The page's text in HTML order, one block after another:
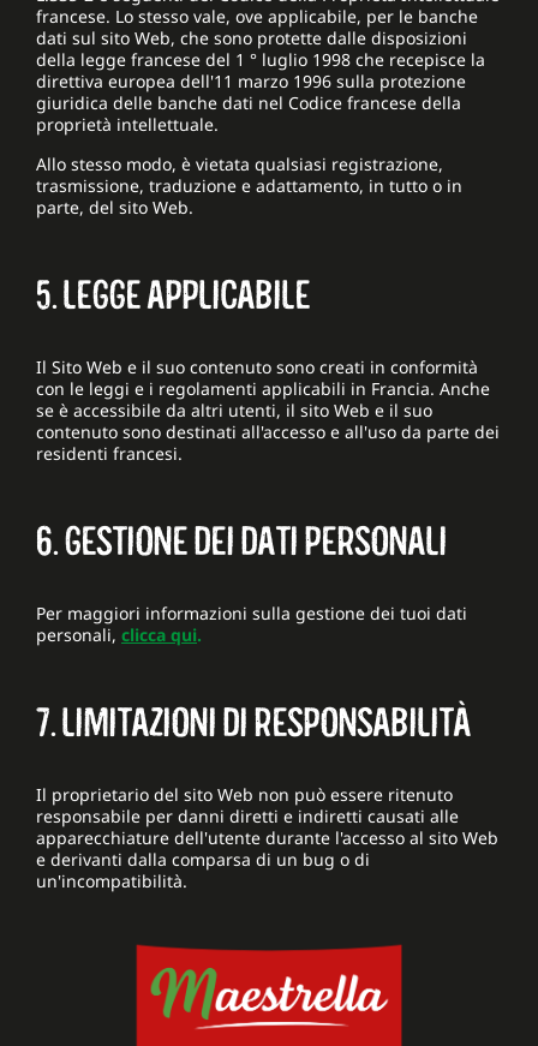
francese. Lo stesso vale, ove applicabile, per le banche
dati sul sito Web, che sono protette dalle disposizioni
della legge francese del 1 ° luglio 1998 che recepisce la
direttiva europea dell'11 marzo 1996 sulla protezione
giuridica delle banche dati nel Codice francese della
proprietà intellettuale.
Allo stesso modo, è vietata qualsiasi registrazione,
trasmissione, traduzione e adattamento, in tutto o in
parte, del sito Web.
5. LEGGE APPLICABILE
Il Sito Web e il suo contenuto sono creati in conformità
con le leggi e i regolamenti applicabili in Francia. Anche
se è accessibile da altri utenti, il sito Web e il suo
contenuto sono destinati all'accesso e all'uso da parte dei
residenti francesi.
6. GESTIONE DEI DATI PERSONALI
Per maggiori informazioni sulla gestione dei tuoi dati
personali, clicca qui.
7. LIMITAZIONI DI RESPONSABILITÀ
Il proprietario del sito Web non può essere ritenuto
responsabile per danni diretti e indiretti causati alle
apparecchiature dell'utente durante l'accesso al sito Web
e derivanti dalla comparsa di un bug o di
un'incompatibilità.